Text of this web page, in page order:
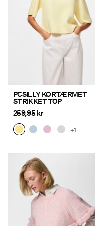
PCSILLY KORTÆRMET
STRIKKET TOP
259,95 kr
+1